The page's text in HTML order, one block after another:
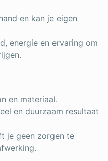
en kan je eigen
energie en ervaring om
en materiaal.
en duurzaam resultaat
je geen zorgen te